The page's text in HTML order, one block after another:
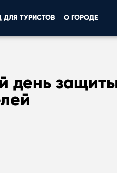
ДЛЯ ТУРИСТОВ О ГОРОДЕ
день